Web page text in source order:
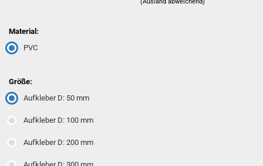
Material:
PVC
Größe:
Aufkleber D: 50 mm
Aufkleber D: 100 mm
Aufkleber D: 200 mm